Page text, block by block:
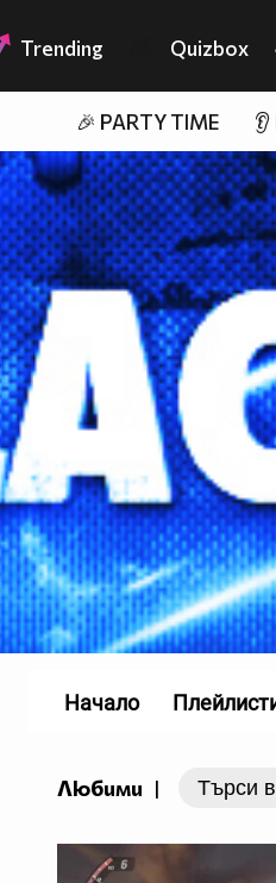
Trending Quizbox
🎉 PARTY TIME
Любими |
Начало